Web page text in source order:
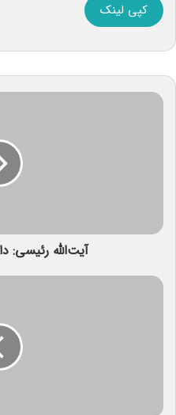
کپی لینک
آیت‌الله رئیسی: